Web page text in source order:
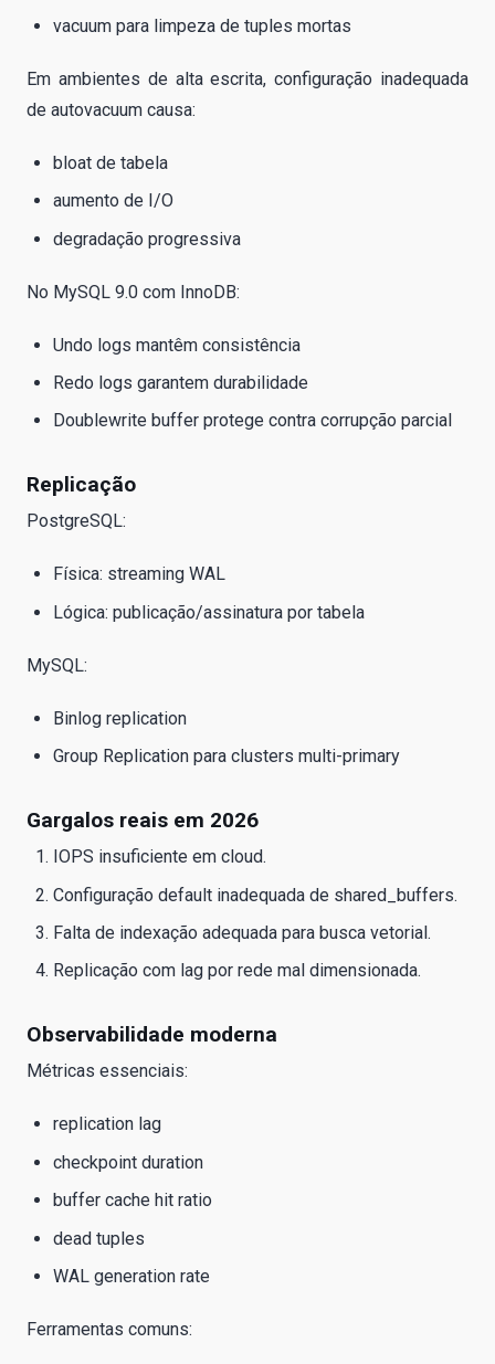
vacuum para limpeza de tuples mortas
Em ambientes de alta escrita, configuração inadequada
de autovacuum causa:
bloat de tabela
aumento de I/O
degradação progressiva
No MySQL 9.0 com InnoDB:
Undo logs mantêm consistência
Redo logs garantem durabilidade
Doublewrite buffer protege contra corrupção parcial
Replicação
PostgreSQL:
Física: streaming WAL
Lógica: publicação/assinatura por tabela
MySQL:
Binlog replication
Group Replication para clusters multi-primary
Gargalos reais em 2026
IOPS insuficiente em cloud.
Configuração default inadequada de shared_buffers.
Falta de indexação adequada para busca vetorial.
Replicação com lag por rede mal dimensionada.
Observabilidade moderna
Métricas essenciais:
replication lag
checkpoint duration
buffer cache hit ratio
dead tuples
WAL generation rate
Ferramentas comuns: